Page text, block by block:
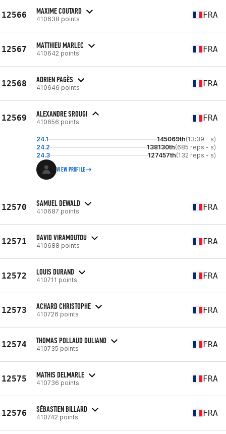
12566 MAXIME COUTARD
410638 points FRA
12567 MATTHIEU MARLEC
410642 points FRA
12568 ADRIEN PAGÈS
410646 points FRA
12569 ALEXANDRE SROUGI
410656 points FRA
24.1 145069th(13:39 - s)
24.2
138130th(685 reps - s)
24.3
127457th(132 reps - s)
VIEW PROFILE
12570 SAMUEL DEWALD
410687 points FRA
12571 DAVID VIRAMOUTOU
410688 points FRA
12572 LOUIS DURAND
410711 points FRA
12573 ACHARD CHRISTOPHE
410726 points FRA
12574 THOMAS POLLAUD DULIAND
410735 points FRA
12575 MATHIS DELMARLE
410736 points FRA
12576 SÉBASTIEN BILLARD
410742 points FRA